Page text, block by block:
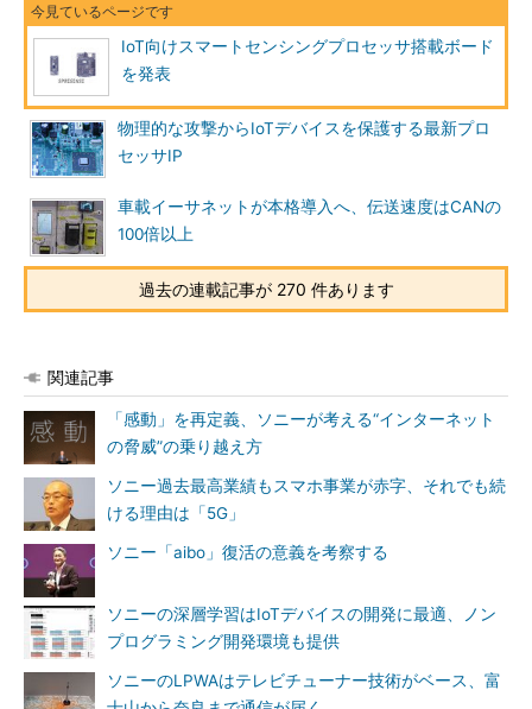
IoT向けスマートセンシングプロセッサ搭載ボード
を発表
物理的な攻撃からIoTデバイスを保護する最新プロ
セッサIP
車載イーサネットが本格導入へ、伝送速度はCANの
100倍以上
過去の連載記事が 270 件あります
関連記事
「感動」を再定義、ソニーが考える“インターネット
の脅威”の乗り越え方
ソニー過去最高業績もスマホ事業が赤字、それでも続
ける理由は「5G」
ソニー「aibo」復活の意義を考察する
ソニーの深層学習はIoTデバイスの開発に最適、ノン
プログラミング開発環境も提供
ソニーのLPWAはテレビチューナー技術がベース、富